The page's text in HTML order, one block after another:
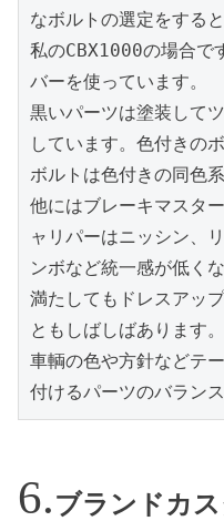
なボルトの選定をする
私のCBX1000の場合で
バーを使っています。
黒いパーツは塗装して
しています。色付きの
ボルトは色付きの同色
他にはブレーキマスタ
ャリパーはニッシン、
ンボなど統一感が低く
満たしてもドレスアッ
ともしばしばあります。
車輌の色や方針などテ
付けるパーツのバラン
ブランドカ